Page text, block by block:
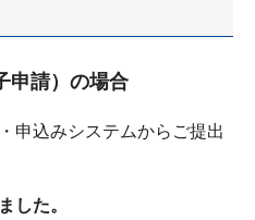
申請）の場合
申込みシステムからご提出
した。